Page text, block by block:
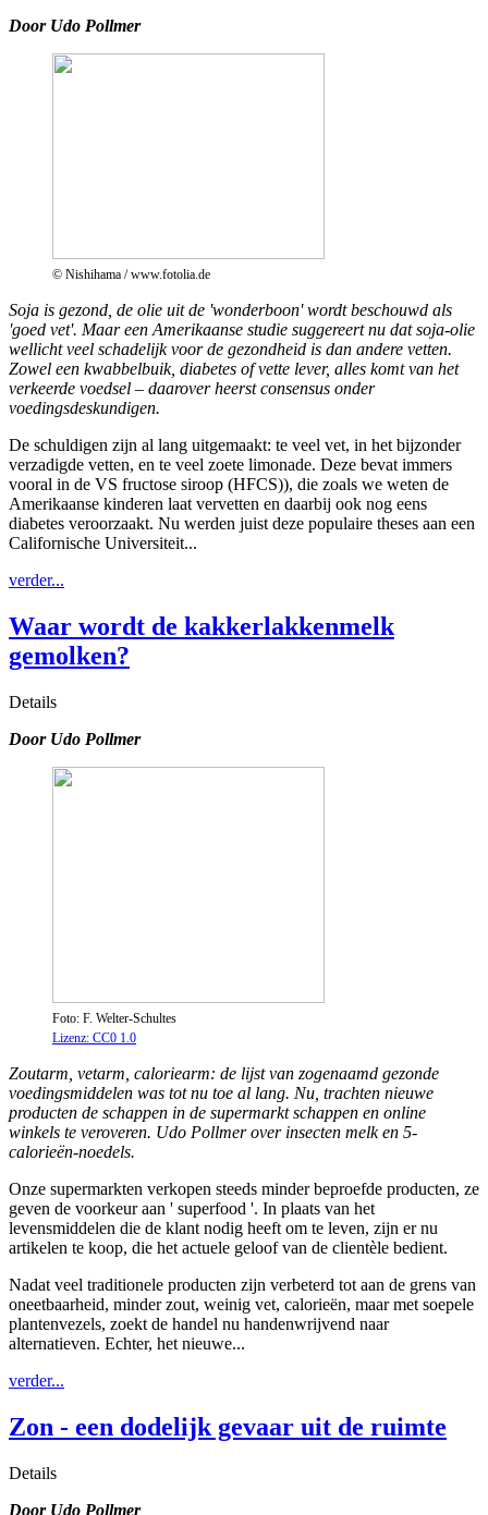
Door Udo Pollmer
© Nishihama / www.fotolia.de
Soja is gezond, de olie uit de 'wonderboon' wordt beschouwd als
'goed vet'. Maar een Amerikaanse studie suggereert nu dat soja-olie
wellicht veel schadelijk voor de gezondheid is dan andere vetten.
Zowel een kwabbelbuik, diabetes of vette lever, alles komt van het
verkeerde voedsel – daarover heerst consensus onder
voedingsdeskundigen.
De schuldigen zijn al lang uitgemaakt: te veel vet, in het bijzonder
verzadigde vetten, en te veel zoete limonade. Deze bevat immers
vooral in de VS fructose siroop (HFCS)), die zoals we weten de
Amerikaanse kinderen laat vervetten en daarbij ook nog eens
diabetes veroorzaakt. Nu werden juist deze populaire theses aan een
Californische Universiteit...
verder...
Waar wordt de kakkerlakkenmelk
gemolken?
Details
Door Udo Pollmer
Foto: F. Welter-Schultes
Lizenz: CC0 1.0
Zoutarm, vetarm, caloriearm: de lijst van zogenaamd gezonde
voedingsmiddelen was tot nu toe al lang. Nu, trachten nieuwe
producten de schappen in de supermarkt schappen en online
winkels te veroveren. Udo Pollmer over insecten melk en 5-
calorieën-noedels.
Onze supermarkten verkopen steeds minder beproefde producten, ze
geven de voorkeur aan ' superfood '. In plaats van het
levensmiddelen die de klant nodig heeft om te leven, zijn er nu
artikelen te koop, die het actuele geloof van de clientèle bedient.
Nadat veel traditionele producten zijn verbeterd tot aan de grens van
oneetbaarheid, minder zout, weinig vet, calorieën, maar met soepele
plantenvezels, zoekt de handel nu handenwrijvend naar
alternatieven. Echter, het nieuwe...
verder...
Zon - een dodelijk gevaar uit de ruimte
Details
Door Udo Pollmer